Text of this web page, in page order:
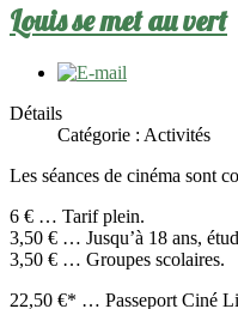
Louis se met au vert
Détails
Catégorie : Activités
Les séances de cinéma sont
6 € … Tarif plein.
3,50 € … Jusqu’à 18 ans,
3,50 € … Groupes scolaires.
22,50 €* … Passeport Ciné